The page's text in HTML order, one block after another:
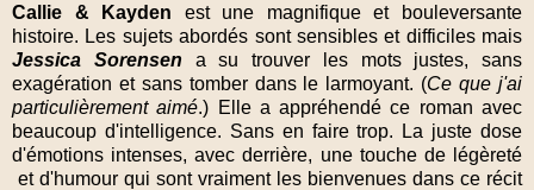
Callie & Kayden est une magnifique et bouleversante
histoire. Les sujets abordés sont sensibles et difficiles mais
Jessica Sorensen a su trouver les mots justes, sans
exagération et sans tomber dans le larmoyant. (Ce que j'ai
particulièrement aimé.) Elle a appréhendé ce roman avec
beaucoup d'intelligence. Sans en faire trop. La juste dose
d'émotions intenses, avec derrière, une touche de légèreté
et d'humour qui sont vraiment les bienvenues dans ce récit